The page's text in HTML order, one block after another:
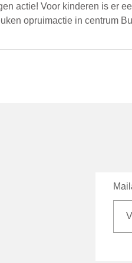
actie! Voor kinderen is er
opruimactie in centrum